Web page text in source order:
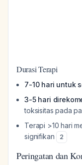
Durasi Terapi
7-10 hari untuk
3-5 hari
toksisitas pada
Terapi >10 hari
signifikan
2
Peringatan dan